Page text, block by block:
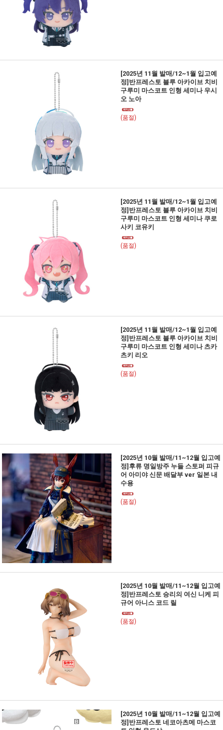
[2025년 11월 발매/12~1월 입고예
정]반프레스토 블루 아카이브 치비
구루미 마스코트 인형 세미나 우시
오 노아
(품절)
[2025년 11월 발매/12~1월 입고예
정]반프레스토 블루 아카이브 치비
구루미 마스코트 인형 세미나 쿠로
사키 코유키
(품절)
[2025년 11월 발매/12~1월 입고예
정]반프레스토 블루 아카이브 치비
구루미 마스코트 인형 세미나 츠카
츠키 리오
(품절)
[2025년 10월 발매/11~12월 입고예
정]후류 명일방주 누들 스토퍼 피규
어 아미야 신문 배달부 ver 일본 내
수용
(품절)
[2025년 10월 발매/11~12월 입고예
정]반프레스토 승리의 여신 니케 피
규어 아니스 코드 릴
(품절)
[2025년 10월 발매/11~12월 입고예
정]반프레스토 네코아츠메 마스코